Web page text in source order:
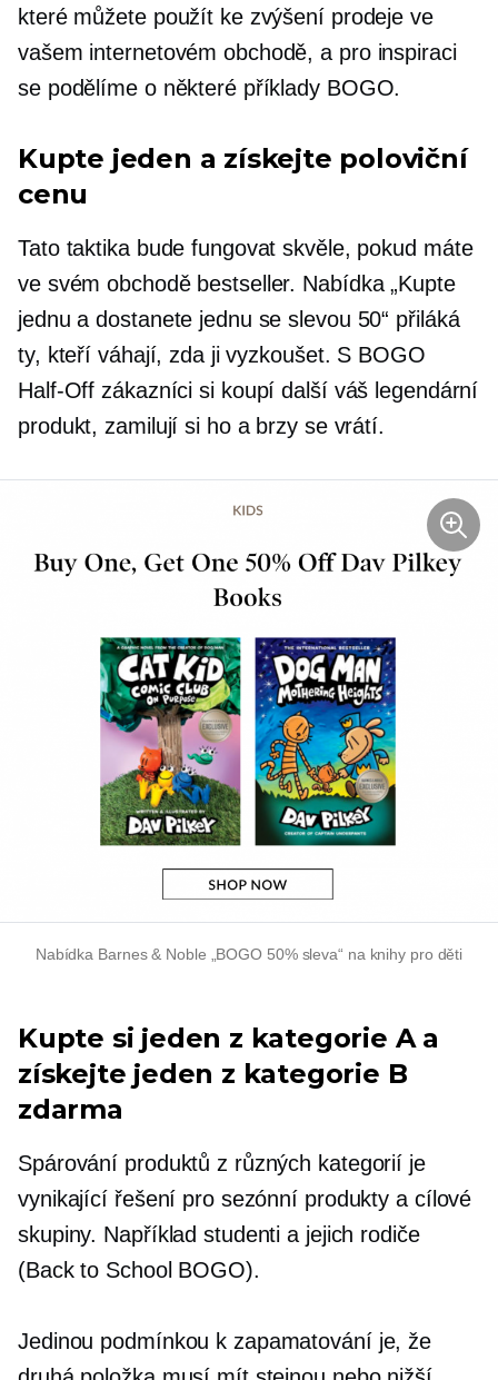
které můžete použít ke zvýšení prodeje ve
vašem internetovém obchodě, a pro inspiraci
se podělíme o některé příklady BOGO.
Kupte jeden a získejte poloviční
cenu
Tato taktika bude fungovat skvěle, pokud máte
ve svém obchodě bestseller. Nabídka „Kupte
jednu a dostanete jednu se slevou 50“ přiláká
ty, kteří váhají, zda ji vyzkoušet. S BOGO
Half-Off zákazníci si koupí další váš legendární
produkt, zamilují si ho a brzy se vrátí.
Nabídka Barnes & Noble „BOGO 50% sleva“ na knihy pro děti
Kupte si jeden z kategorie A a
získejte jeden z kategorie B
zdarma
Spárování produktů z různých kategorií je
vynikající řešení pro sezónní produkty a cílové
skupiny. Například studenti a jejich rodiče
(Back to School BOGO).
Jedinou podmínkou k zapamatování je, že